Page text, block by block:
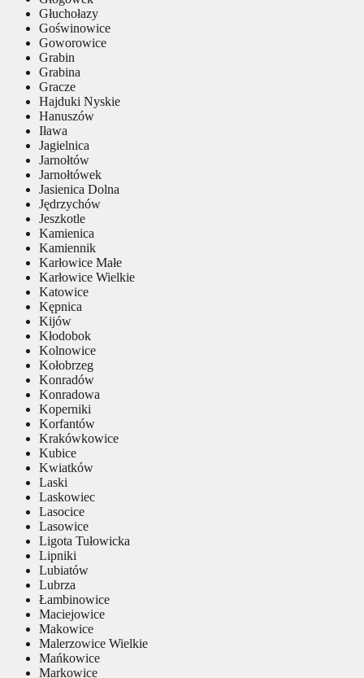
Głuchołazy
Goświnowice
Goworowice
Grabin
Grabina
Gracze
Hajduki Nyskie
Hanuszów
Iława
Jagielnica
Jarnołtów
Jarnołtówek
Jasienica Dolna
Jędrzychów
Jeszkotle
Kamienica
Kamiennik
Karłowice Małe
Karłowice Wielkie
Katowice
Kępnica
Kijów
Kłodobok
Kolnowice
Kołobrzeg
Konradów
Konradowa
Koperniki
Korfantów
Krakówkowice
Kubice
Kwiatków
Laski
Laskowiec
Lasocice
Lasowice
Ligota Tułowicka
Lipniki
Lubiatów
Lubrza
Łambinowice
Maciejowice
Makowice
Malerzowice Wielkie
Mańkowice
Markowice